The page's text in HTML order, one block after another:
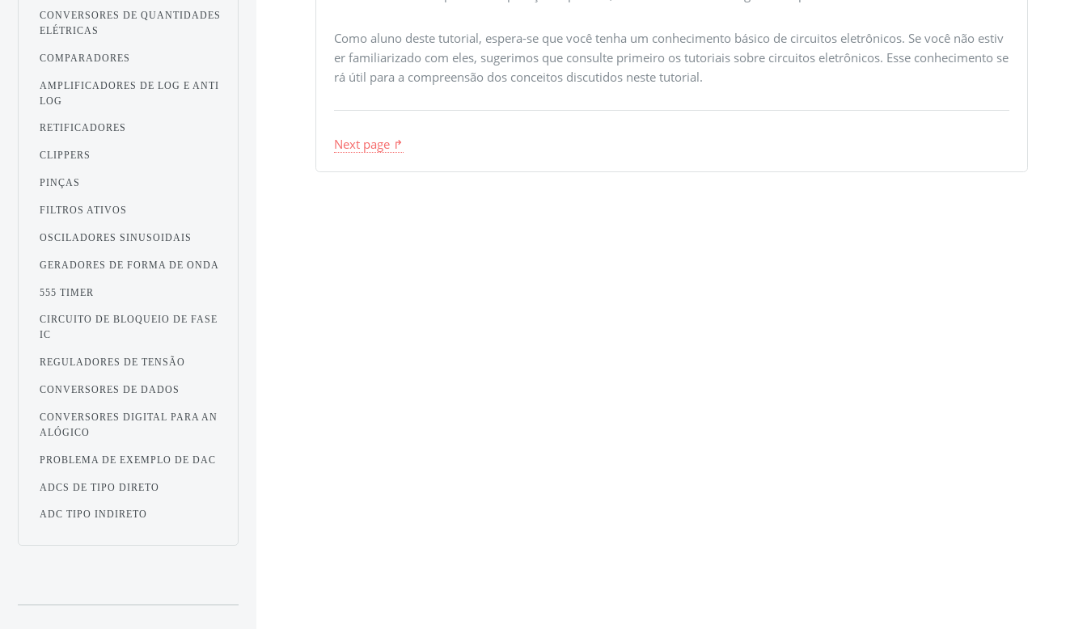
Como aluno deste tutorial, espera-se que você tenha um conhecimento básico de circuitos eletrônicos. Se você não estiv
er familiarizado com eles, sugerimos que consulte primeiro os tutoriais sobre circuitos eletrônicos. Esse conhecimento se
rá útil para a compreensão dos conceitos discutidos neste tutorial.
Next page ↱
CONVERSORES DE QUANTIDADES
ELÉTRICAS
COMPARADORES
AMPLIFICADORES DE LOG E ANTI
LOG
RETIFICADORES
CLIPPERS
PINÇAS
FILTROS ATIVOS
OSCILADORES SINUSOIDAIS
GERADORES DE FORMA DE ONDA
555 TIMER
CIRCUITO DE BLOQUEIO DE FASE
IC
REGULADORES DE TENSÃO
CONVERSORES DE DADOS
CONVERSORES DIGITAL PARA AN
ALÓGICO
PROBLEMA DE EXEMPLO DE DAC
ADCS DE TIPO DIRETO
ADC TIPO INDIRETO